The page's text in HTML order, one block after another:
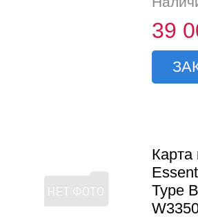
39
Карта
Type